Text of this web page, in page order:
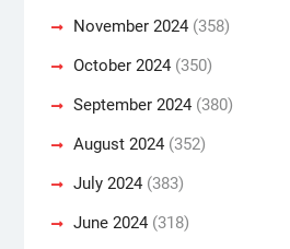
November 2024(358)
October 2024(350)
September 2024(380)
August 2024(352)
July 2024(383)
June 2024(318)